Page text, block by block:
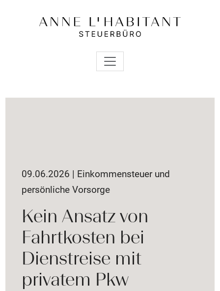
09.06.2026 | Einkommensteuer und
persönliche Vorsorge
Kein Ansatz von
Fahrtkosten bei
Dienstreise mit
privatem Pkw